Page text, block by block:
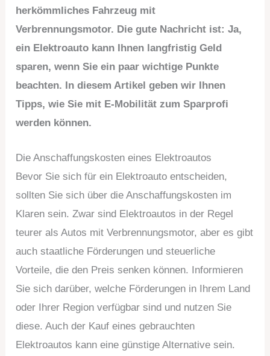
herkömmliches Fahrzeug mit
Verbrennungsmotor. Die gute Nachricht ist: Ja,
ein Elektroauto kann Ihnen langfristig Geld
sparen, wenn Sie ein paar wichtige Punkte
beachten. In diesem Artikel geben wir Ihnen
Tipps, wie Sie mit E-Mobilität zum Sparprofi
werden können.
Die Anschaffungskosten eines Elektroautos
Bevor Sie sich für ein Elektroauto entscheiden,
sollten Sie sich über die Anschaffungskosten im
Klaren sein. Zwar sind Elektroautos in der Regel
teurer als Autos mit Verbrennungsmotor, aber es gibt
auch staatliche Förderungen und steuerliche
Vorteile, die den Preis senken können. Informieren
Sie sich darüber, welche Förderungen in Ihrem Land
oder Ihrer Region verfügbar sind und nutzen Sie
diese. Auch der Kauf eines gebrauchten
Elektroautos kann eine günstige Alternative sein.